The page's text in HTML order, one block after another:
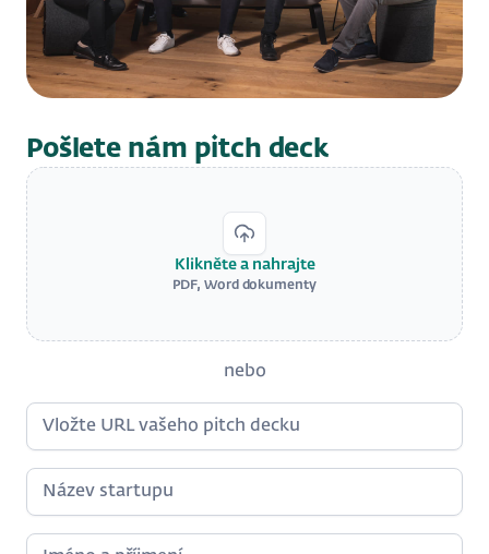
Pošlete nám pitch deck
Klikněte a nahrajte
PDF, Word dokumenty
nebo